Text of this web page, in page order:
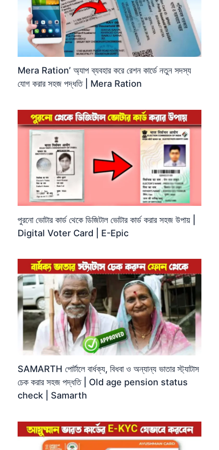
Mera Ration’ অ্যাপ ব্যবহার করে রেশন কার্ডে নতুন সদস্য
যোগ করার সহজ পদ্ধতি | Mera Ration
পুরনো ভোটার কার্ড থেকে ডিজিটাল ভোটার কার্ড করার সহজ উপায় |
Digital Voter Card | E-Epic
SAMARTH পোর্টালে বার্ধক্য, বিধবা ও অন্যান্য ভাতার স্ট্যাটাস
চেক করার সহজ পদ্ধতি | Old age pension status
check | Samarth